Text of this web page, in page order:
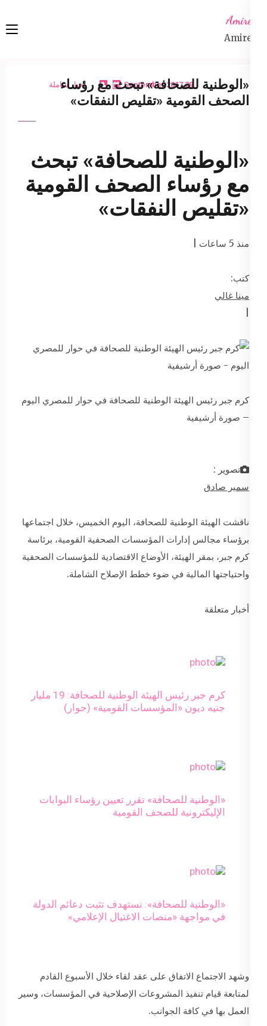
content
Enter)
Amireta
Amireta
29 September 2017 اخبار شاملة
«الوطنية للصحافة» تبحث مع رؤساء
الصحف القومية «تقليص النفقات»
«الوطنية للصحافة» تبحث
مع رؤساء الصحف القومية
«تقليص النفقات»
منذ 5 ساعات |
كتب:
مينا غالي
كرم جبر رئيس الهيئة الوطنية للصحافة في حوار للمصري اليوم
– صورة أرشيفية
تصوير :
سمير صادق
ناقشت الهيئة الوطنية للصحافة، اليوم الخميس، خلال اجتماعها
برؤساء مجالس إدارات المؤسسات الصحفية القومية، برئاسة
كرم جبر، بمقر الهيئة، الأوضاع الاقتصادية للمؤسسات الصحفية
واحتياجتها المالية في ضوء خطط الإصلاح الشاملة.
أخبار متعلقة
كرم جبر رئيس الهيئة الوطنية للصحافة: 19 مليار
جنيه ديون «المؤسسات القومية» (حوار)
«الوطنية للصحافة» تقرر تعيين رؤساء البوابات
الإليكترونية للصحف القومية
«الوطنية للصحافة»: نستهدف تثبت دعائم الدولة
في مواجهة «منصات الاغتيال الإعلامي»
وشهد الاجتماع الاتفاق على عقد لقاء خلال الأسبوع القادم
لمتابعة قيام تنفيذ المشروعات الإصلاحية في المؤسسات، وسير
العمل بها في كافة الجوانب.